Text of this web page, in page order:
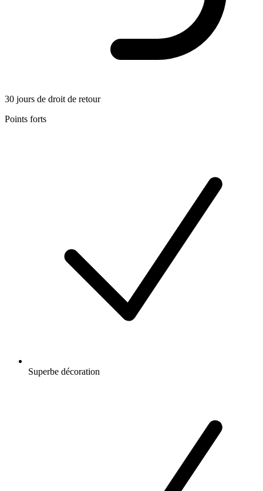
30 jours de droit de retour
Points forts
Superbe décoration